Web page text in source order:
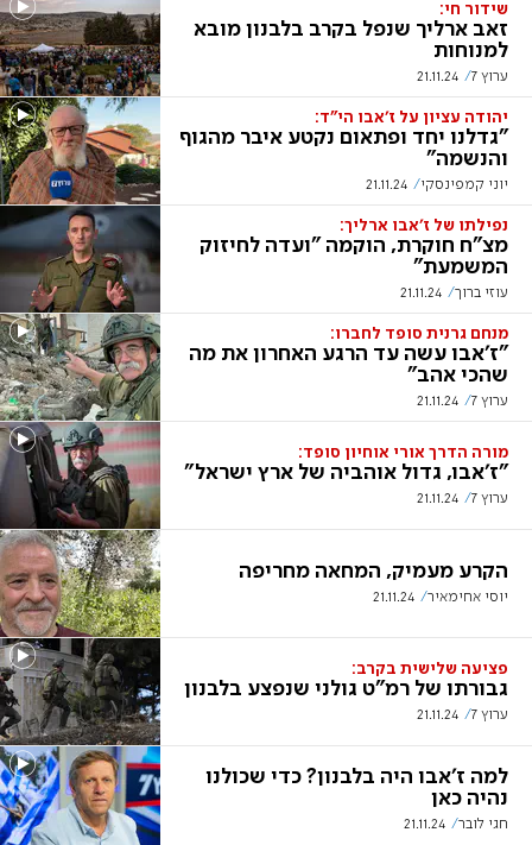
שידור חי:
זאב ארליך שנפל בקרב בלבנון מובא
למנוחות
ערוץ 7 21.11.24
יהודה עציון על ז'אבו הי"ד:
"גדלנו יחד ופתאום נקטע איבר מהגוף
והנשמה"
יוני קמפינסקי 21.11.24
נפילתו של ז'אבו ארליך:
מצ"ח חוקרת, הוקמה "ועדה לחיזוק
המשמעת"
עוזי ברוך 21.11.24
מנחם גרנית סופד לחברו:
"ז'אבו עשה עד הרגע האחרון את מה
שהכי אהב"
ערוץ 7 21.11.24
מורה הדרך אורי אוחיון סופד:
"ז'אבו, גדול אוהביה של ארץ ישראל"
ערוץ 7 21.11.24
הקרע מעמיק, המחאה מחריפה
יוסי אחימאיר 21.11.24
פציעה שלישית בקרב:
גבורתו של רמ"ט גולני שנפצע בלבנון
ערוץ 7 21.11.24
למה ז'אבו היה בלבנון? כדי שכולנו
נהיה כאן
חגי לובר 21.11.24